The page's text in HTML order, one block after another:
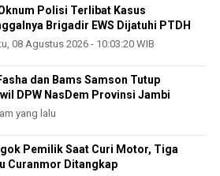
Polisi Terlibat Kasus
Brigadir EWS Dijatuhi PTDH
08 Agustus 2026 - 10:03:20 WIB
dan Bams Samson Tutup
DPW NasDem Provinsi Jambi
yang lalu
Pemilik Saat Curi Motor, Tiga
Curanmor Ditangkap